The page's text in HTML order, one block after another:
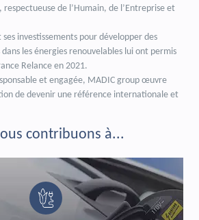
de l’Humain, de l’Entreprise et
ses investissements pour développer des
les énergies renouvelables lui ont permis
Relance en 2021.
et engagée, MADIC group œuvre
de devenir une référence internationale et
contribuons à...